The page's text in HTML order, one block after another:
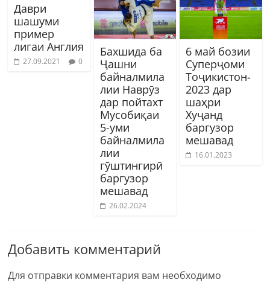
Даври
шашуми
пример
лигаи Англия
27.09.2021 0
Бахшида ба
Ҷашни
байналмила
лии Наврӯз
дар пойтахт
Мусобиқаи
5-уми
байналмила
лии
гӯштингирӣ
баргузор
мешавад
26.02.2024
6 май бозии
Суперҷоми
Тоҷикистон-
2023 дар
шаҳри
Хуҷанд
баргузор
мешавад
16.01.2023
Добавить комментарий
Для отправки комментария вам необходимо